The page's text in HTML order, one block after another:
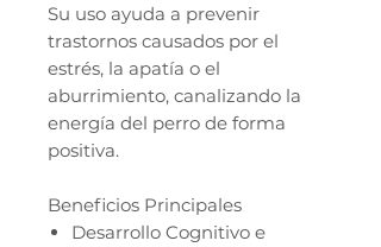
Su uso ayuda a prevenir
trastornos causados por el
estrés, la apatía o el
aburrimiento, canalizando la
energía del perro de forma
positiva.
Beneficios Principales
Desarrollo Cognitivo e